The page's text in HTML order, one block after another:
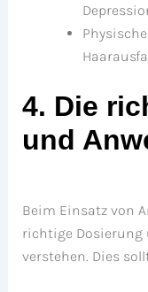
4. Die
und
Beim Einsatz von
richtige Dosierung
verstehen. Dies